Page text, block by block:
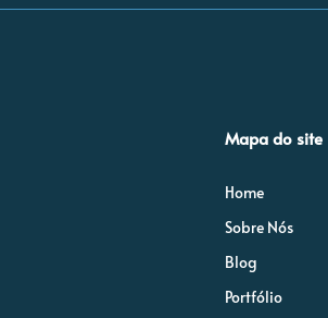
Mapa do site
Home
Sobre Nós
Blog
Portfólio